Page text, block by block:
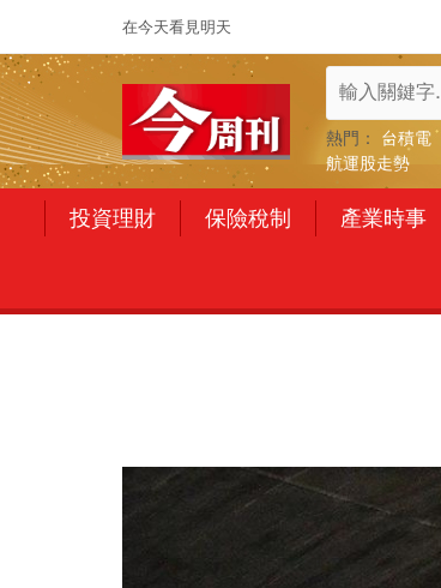
在今天看見明天
熱門： 台積電
航運股走勢
投資理財 保險稅制 產業時事